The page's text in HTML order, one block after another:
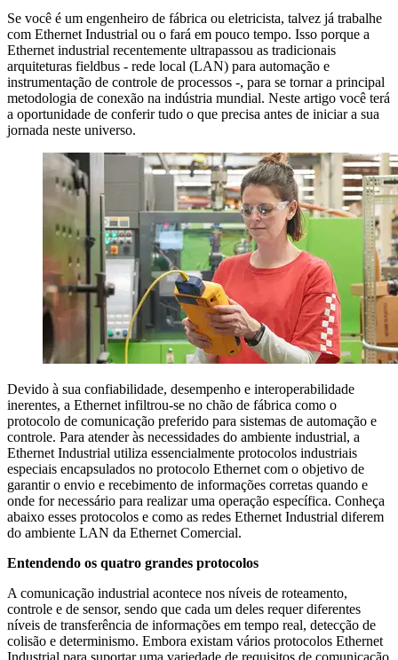
Se você é um engenheiro de fábrica ou eletricista, talvez já trabalhe
com Ethernet Industrial ou o fará em pouco tempo. Isso porque a
Ethernet industrial recentemente ultrapassou as tradicionais
arquiteturas fieldbus - rede local (LAN) para automação e
instrumentação de controle de processos -, para se tornar a principal
metodologia de conexão na indústria mundial. Neste artigo você terá
a oportunidade de conferir tudo o que precisa antes de iniciar a sua
jornada neste universo.
Devido à sua confiabilidade, desempenho e interoperabilidade
inerentes, a Ethernet infiltrou-se no chão de fábrica como o
protocolo de comunicação preferido para sistemas de automação e
controle. Para atender às necessidades do ambiente industrial, a
Ethernet Industrial utiliza essencialmente protocolos industriais
especiais encapsulados no protocolo Ethernet com o objetivo de
garantir o envio e recebimento de informações corretas quando e
onde for necessário para realizar uma operação específica. Conheça
abaixo esses protocolos e como as redes Ethernet Industrial diferem
do ambiente LAN da Ethernet Comercial.
Entendendo os quatro grandes protocolos
A comunicação industrial acontece nos níveis de roteamento,
controle e de sensor, sendo que cada um deles requer diferentes
níveis de transferência de informações em tempo real, detecção de
colisão e determinismo. Embora existam vários protocolos Ethernet
Industrial para suportar uma variedade de requisitos de comunicação